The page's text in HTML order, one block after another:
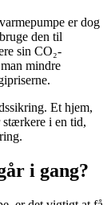
er dog
den til
sin CO₂-
mindre
Et hjem,
stærkere i en tid,
i gang?